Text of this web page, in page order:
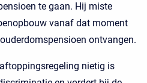
te gaan. Hij miste
vanaf dat moment
ontvangen.
nietig is